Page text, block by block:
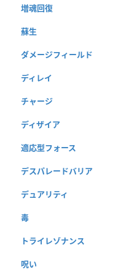
増魂回復
蘇生
ダメージフィールド
ディレイ
チャージ
ディザイア
適応型フォース
デスパレードバリア
デュアリティ
毒
トライレゾナンス
呪い